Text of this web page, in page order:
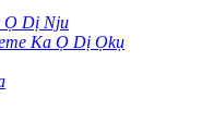
Ọ Dị Nju
Ka Ọ Dị Ọkụ